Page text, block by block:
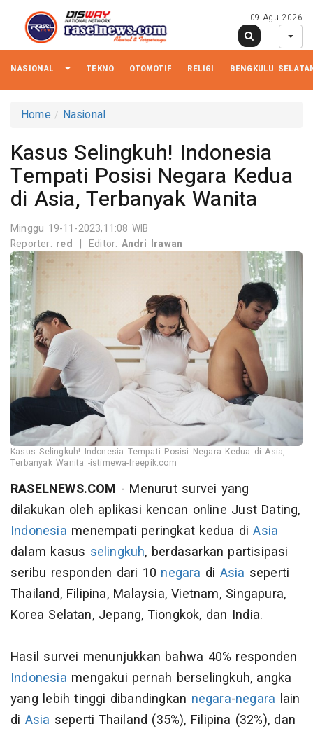
09 Agu 2026
NASIONAL TEKNO OTOMOTIF RELIGI BENGKULU
Home Nasional
Kasus Selingkuh! Indonesia
Tempati Posisi Negara Kedua
di Asia, Terbanyak Wanita
Minggu 19-11-2023,11:08 WIB
Reporter: red | Editor: Andri Irawan
Kasus Selingkuh! Indonesia Tempati Posisi Negara Kedua di Asia,
Terbanyak Wanita -istimewa-freepik.com
RASELNEWS.COM - Menurut survei yang
dilakukan oleh aplikasi kencan online Just Dating,
Indonesia menempati peringkat kedua diAsia
dalam kasus selingkuh, berdasarkan partisipasi
seribu responden dari 10 negara di Asia seperti
Thailand, Filipina, Malaysia, Vietnam, Singapura,
Korea Selatan, Jepang, Tiongkok, dan India.
Hasil survei menunjukkan bahwa 40% responden
Indonesia mengakui pernah berselingkuh, angka
yang lebih tinggi dibandingkan negara-negara lain
di Asia seperti Thailand (35%), Filipina (32%), dan